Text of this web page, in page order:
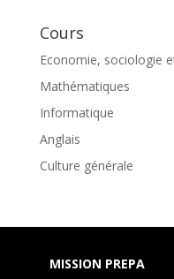
Cours
Economie, sociologie
Mathématiques
Informatique
Anglais
Culture générale
MISSION PREPA